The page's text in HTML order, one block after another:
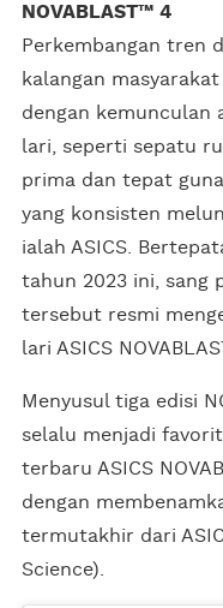
NOVABLAST™ 4
Perkembangan tren
kalangan
dengan kemunculan
lari, seperti sepatu
prima dan tepat
yang konsisten
ialah ASICS.
tahun 2023 ini, sang
tersebut resmi
lari ASICS
Menyusul tiga edisi
selalu menjadi
terbaru ASICS
dengan
termutakhir dari
Science).